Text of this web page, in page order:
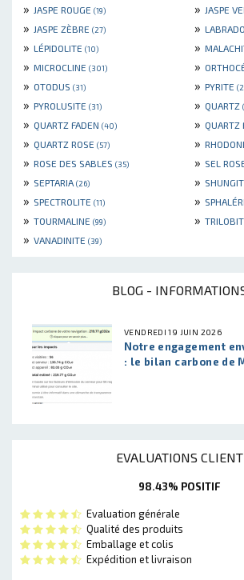
» JASPE ROUGE (19) » JASPE
» JASPE ZÈBRE (27) »
» LÉPIDOLITE (10) »
» MICROCLINE (301) »
» OTODUS (31) » PYRITE
» PYROLUSITE (31) » QUARTZ
» QUARTZ FADEN (40) » QUARTZ
» QUARTZ ROSE (57) »
» ROSE DES SABLES (35) » SEL
» SEPTARIA (26) »
» SPECTROLITE (11) »
» TOURMALINE (99) »
» VANADINITE (39)
BLOG -
VENDREDI 19 JUIN 2026
Notre engagement
: le bilan carbone de
EVALUATIONS CLIENT
98.43% POSITIF
Evaluation générale
Qualité des produits
Emballage et colis
Expédition et livraison